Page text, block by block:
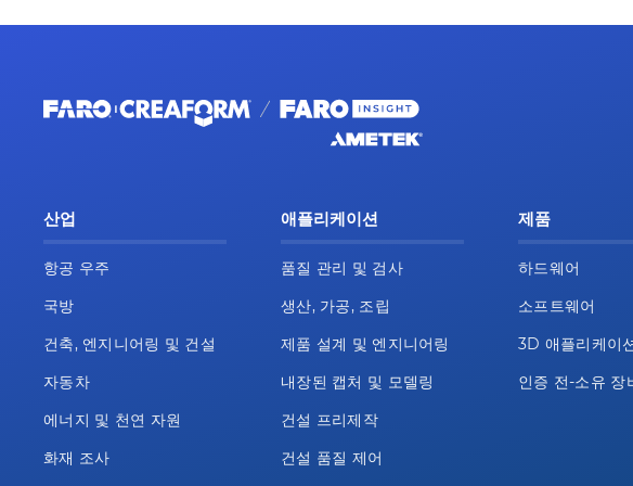
산업
항공 우주
국방
건축, 엔지니어링 및 건설
자동차
에너지 및 천연 자원
화재 조사
애플리케이션
품질 관리 및 검사
생산, 가공, 조립
제품 설계 및 엔지니어링
내장된 캡처 및 모델링
건설 프리제작
건설 품질 제어
제품
하드웨어
소프트웨어
3D 애플리케이
인증 전-소유 장